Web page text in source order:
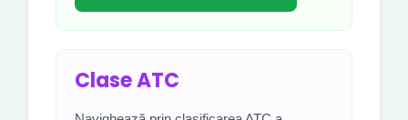
Clase ATC